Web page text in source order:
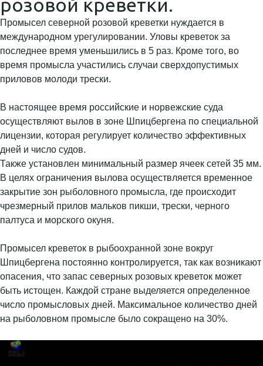
розовой креветки.
Промысел северной розовой креветки нуждается в
международном урегулировании. Уловы креветок за
последнее время уменьшились в 5 раз. Кроме того, во
время промысла участились случаи сверхдопустимых
приловов молоди трески.
В настоящее время российские и норвежские суда
осуществляют вылов в зоне Шпицбергена по специальной
лицензии, которая регулирует количество эффективных
дней и число судов.
Также установлен минимальный размер ячеек сетей 35 мм.
В целях ограничения вылова осуществляется временное
закрытие зон рыболовного промысла, где происходит
чрезмерный прилов мальков пикши, трески, черного
палтуса и морского окуня.
Промысел креветок в рыбоохранной зоне вокруг
Шпицбергена постоянно контролируется, так как возникают
опасения, что запас северных розовых креветок может
быть истощен. Каждой стране выделяется определенное
число промысловых дней. Максимальное количество дней
на рыболовном промысле было сокращено на 30%.